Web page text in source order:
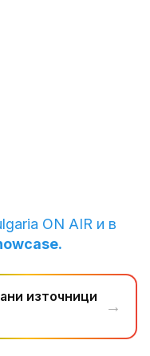
ON AIR и в
източници
→